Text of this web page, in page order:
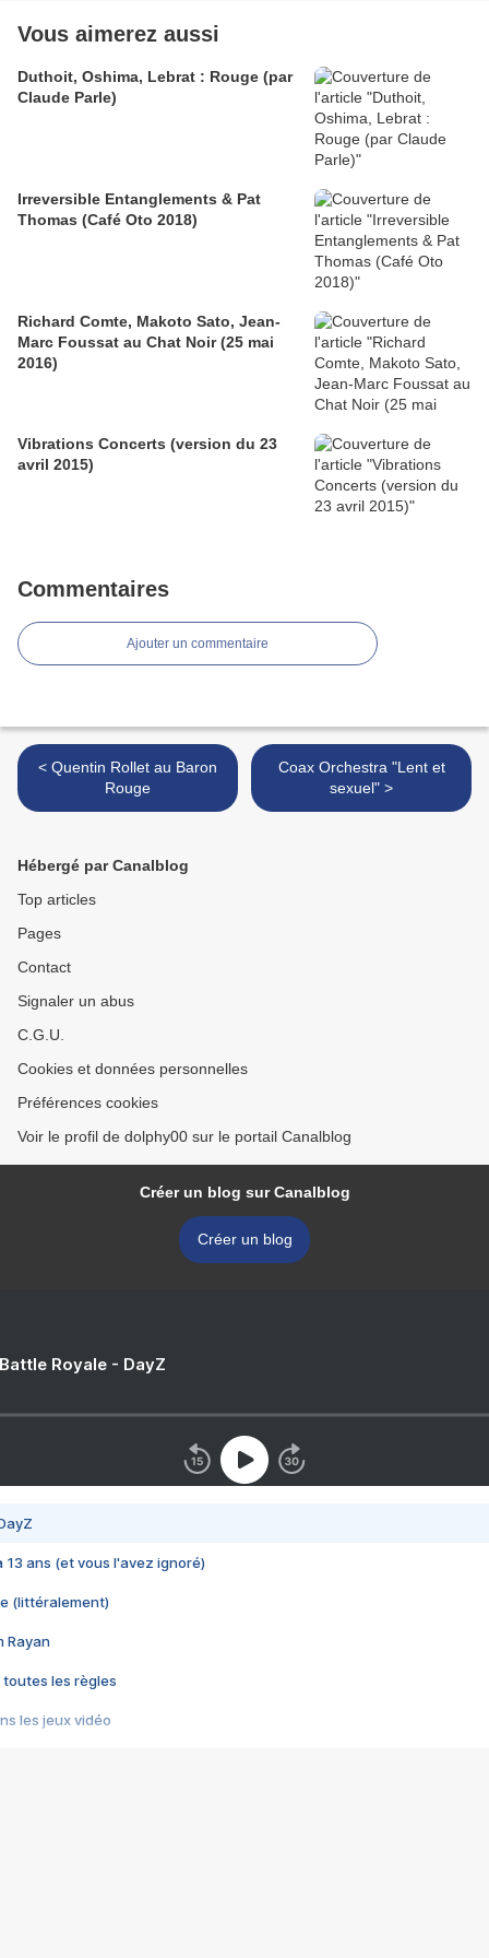
Vous aimerez aussi
Duthoit, Oshima, Lebrat : Rouge (par
Claude Parle)
Irreversible Entanglements & Pat
Thomas (Café Oto 2018)
Richard Comte, Makoto Sato, Jean-
Marc Foussat au Chat Noir (25 mai
2016)
Vibrations Concerts (version du 23
avril 2015)
Commentaires
Ajouter un commentaire
< Quentin Rollet au Baron
Rouge
Coax Orchestra "Lent et
sexuel" >
Hébergé par Canalblog
Top articles
Pages
Contact
Signaler un abus
C.G.U.
Cookies et données personnelles
Préférences cookies
Voir le profil de dolphy00 sur le portail Canalblog
Créer un blog sur Canalblog
Créer un blog
Royale - DayZ
13 ans (et vous l'avez ignoré)
(littéralement)
Rayan
toutes les règles
les jeux vidéo